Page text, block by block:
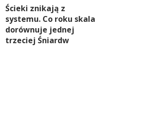
Ścieki znikają z
systemu. Co roku skala
dorównuje jednej
trzeciej Śniardw